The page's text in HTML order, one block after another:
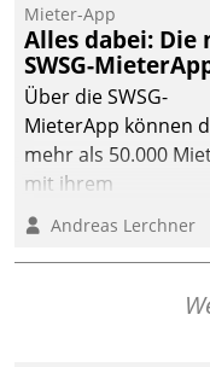
Mieter-App
Alles dabei: Die
SWSG-
Über die SWSG-
MieterApp können
mehr als 50.000
mit ihrem
kommunizieren, auf
Laufenden bleiben,
einsehen und
Andreas Lerchner